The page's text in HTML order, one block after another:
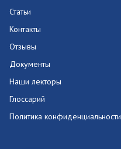
Статьи
Контакты
Отзывы
Документы
Наши лекторы
Глоссарий
Политика конфиденциальности